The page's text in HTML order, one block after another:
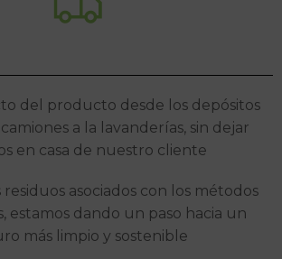
del producto desde los depósitos
a la lavanderías, sin dejar
en casa de nuestro cliente
asociados con los métodos
estamos dando un paso hacia un
más limpio y sostenible